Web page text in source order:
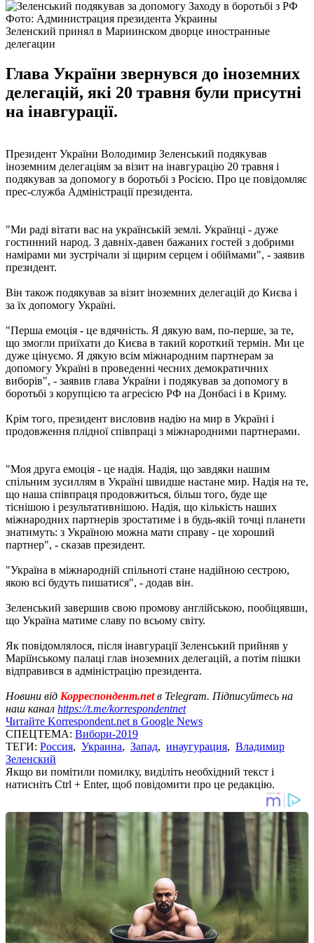
Фото: Администрация президента Украины
Зеленский принял в Мариинском дворце иностранные
делегации
Глава України звернувся до іноземних
делегацій, які 20 травня були присутні
на інавгурації.
Президент України Володимир Зеленський подякував
іноземним делегаціям за візит на інавгурацію 20 травня і
подякував за допомогу в боротьбі з Росією. Про це повідомляє
прес-служба Адміністрації президента.
"Ми раді вітати вас на українській землі. Українці - дуже
гостинний народ. З давніх-давен бажаних гостей з добрими
намірами ми зустрічали зі щирим серцем і обіймами", - заявив
президент.
Він також подякував за візит іноземних делегацій до Києва і
за їх допомогу Україні.
"Перша емоція - це вдячність. Я дякую вам, по-перше, за те,
що змогли приїхати до Києва в такий короткий термін. Ми це
дуже цінуємо. Я дякую всім міжнародним партнерам за
допомогу Україні в проведенні чесних демократичних
виборів", - заявив глава України і подякував за допомогу в
боротьбі з корупцією та агресією РФ на Донбасі і в Криму.
Крім того, президент висловив надію на мир в Україні і
продовження плідної співпраці з міжнародними партнерами.
"Моя друга емоція - це надія. Надія, що завдяки нашим
спільним зусиллям в Україні швидше настане мир. Надія на те,
що наша співпраця продовжиться, більш того, буде ще
тіснішою і результативнішою. Надія, що кількість наших
міжнародних партнерів зростатиме і в будь-якій точці планети
знатимуть: з Україною можна мати справу - це хороший
партнер", - сказав президент.
"Україна в міжнародній спільноті стане надійною сестрою,
якою всі будуть пишатися", - додав він.
Зеленський завершив свою промову англійською, пообіцявши,
що Україна матиме славу по всьому світу.
Як повідомлялося, після інавгурації Зеленський прийняв у
Маріїнському палаці глав іноземних делегацій, а потім пішки
відправився в адміністрацію президента.
Новини від Корреспондент.netв Telegram. Підписуйтесь на
наш канал https://t.me/korrespondentnet
Читайте Korrespondent.net в Google News
СПЕЦТЕМА: Вибори-2019
ТЕГИ: Россия, Украина, Запад, инаугурация, Владимир
Зеленский
Якщо ви помітили помилку, виділіть необхідний текст і
натисніть Ctrl + Enter, щоб повідомити про це редакцію.